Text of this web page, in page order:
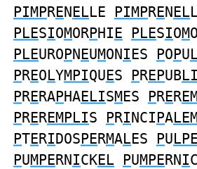
PIMPRENELLE PIMPRENEL
PLESIOMORPHIE PLESIOM
PLEUROPNEUMONIES POPU
PREOLYMPIQUES PREPUBLI
PRERAPHAELISMES PRER
PREREMPLIS PRINCIPA
PTERIDOSPERMALES PULPE
PUMPERNICKEL PUMPERNI